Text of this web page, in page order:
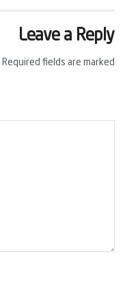
Leave a Reply
Required fields are marked